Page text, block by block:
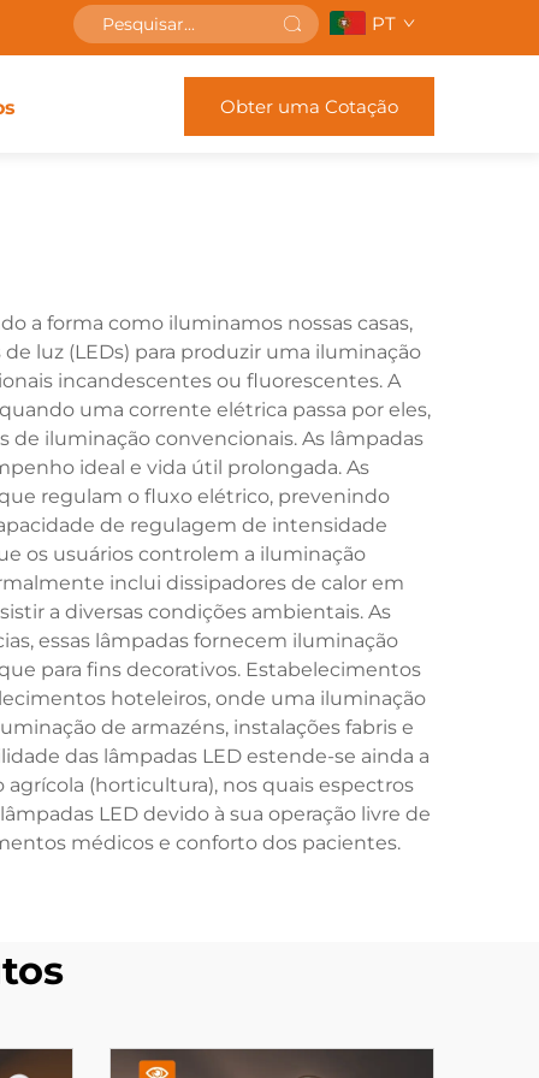
PT
Obter uma Cotação
a forma como iluminamos nossas casas,
luz (LEDs) para produzir uma iluminação
incandescentes ou fluorescentes. A
uma corrente elétrica passa por eles,
iluminação convencionais. As lâmpadas
ideal e vida útil prolongada. As
regulam o fluxo elétrico, prevenindo
de regulagem de intensidade
os usuários controlem a iluminação
inclui dissipadores de calor em
a diversas condições ambientais. As
essas lâmpadas fornecem iluminação
para fins decorativos. Estabelecimentos
hoteleiros, onde uma iluminação
de armazéns, instalações fabris e
das lâmpadas LED estende-se ainda a
(horticultura), nos quais espectros
LED devido à sua operação livre de
médicos e conforto dos pacientes.